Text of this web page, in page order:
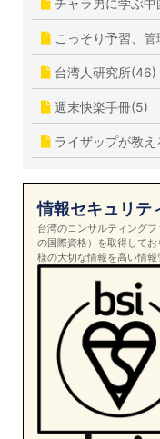
チャラ男に学ぶ
こっそり予習、
台湾人研究所(46)
週末快楽手冊(5)
ライザップが教
情報セキュリテ
台湾のコンサルティング
の国際資格）を取得して
様の大切な情報を高い情報